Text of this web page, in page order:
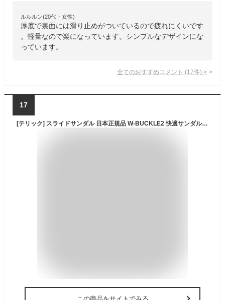
ルルルン(20代・女性)
厚底で裏面には滑り止めがついているので疲れにくいです
。軽量なので楽になっています。シンプルなデザインにな
っています。
全てのおすすめコメント (17件) >
17
[テリック] スライドサンダル 日本正規品 W-BUCKLE2 快適サンダル リラックスサンダル 下北沢病院推奨 厚底 ブラック 26.5 cm~27.0 cm